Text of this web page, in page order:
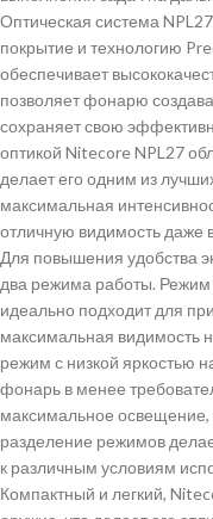
Оптическая система
покрытие и технологию
обеспечивает
позволяет фонарю
сохраняет свою
оптикой Nitecore NPL27
делает его одним из
максимальная
отличную видимость даже
Для повышения удобства
два режима работы.
идеально подходит для
максимальная видимость
режим с низкой яркостью
фонарь в менее
максимальное освещение,
разделение режимов
к различным условиям
Компактный и легкий,